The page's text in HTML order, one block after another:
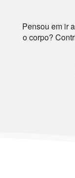
Pensou em ir
o corpo?